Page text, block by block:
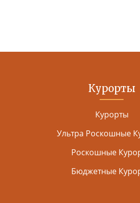
Курорты
Курорты
Ультра Роскошные
Роскошные
Бюджетные